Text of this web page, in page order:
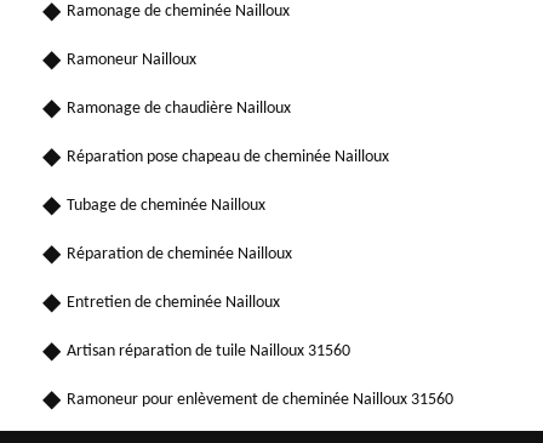
Ramonage de cheminée Nailloux
Ramoneur Nailloux
Ramonage de chaudière Nailloux
Réparation pose chapeau de cheminée Nailloux
Tubage de cheminée Nailloux
Réparation de cheminée Nailloux
Entretien de cheminée Nailloux
Artisan réparation de tuile Nailloux 31560
Ramoneur pour enlèvement de cheminée Nailloux 31560